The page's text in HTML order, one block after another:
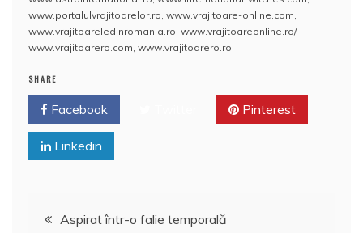
o
o
k
p
p
a
z
www.portalulvrajitoarelor.ro www.vrajitoare-online.com
www.vrajitoareledinromania.ro www.vrajitoareonline.ro/,
www.vrajitoarero.com www.vrajitoarero.ro
SHARE
Facebook Pinterest
Linkedin
Navigare
Aspirat într-o falie temporală